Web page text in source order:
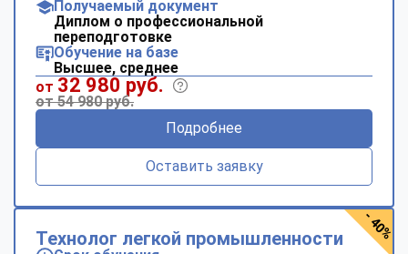
Получаемый документ
Диплом о профессиональной
переподготовке
Обучение на базе
Высшее, среднее
от 32 980 руб.
от 54 980 руб.
Подробнее
Оставить заявку
Технолог легкой промышленности - 40%